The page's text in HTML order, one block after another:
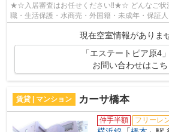
★☆入居審査はお任せください‼★☆ どんなご状
職・生活保護・水商売・外国籍・未成年・保証人
ット非公開の物件からもお探し致します‼ ...
現在空室情報がありま
「エステートピア原4
お問い合わせはこち
賃貸 | マンション カーサ橋本
仲手半額 フリーレ